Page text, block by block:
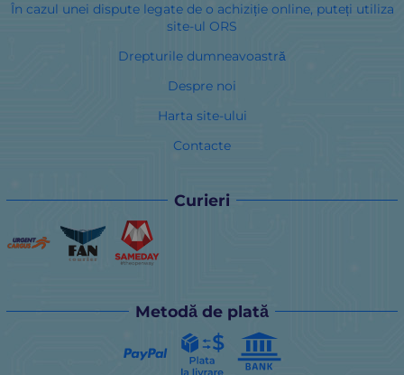
În cazul unei dispute legate de o achiziție online, puteți utiliza
site-ul ORS
Drepturile dumneavoastră
Despre noi
Harta site-ului
Contacte
Curieri
Metodă de plată